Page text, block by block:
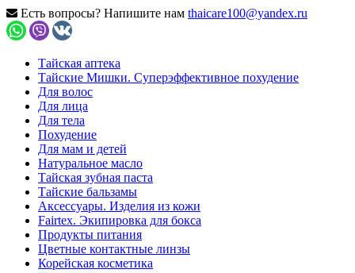
Есть вопросы? Напишите нам thaicare100@yandex.ru
Тайская аптека
Тайские Мишки. Суперэффективное похудение
Для волос
Для лица
Для тела
Похудение
Для мам и детей
Натуральное масло
Тайская зубная паста
Тайские бальзамы
Аксессуары. Изделия из кожи
Fairtex. Экипировка для бокса
Продукты питания
Цветные контактные линзы
Корейская косметика